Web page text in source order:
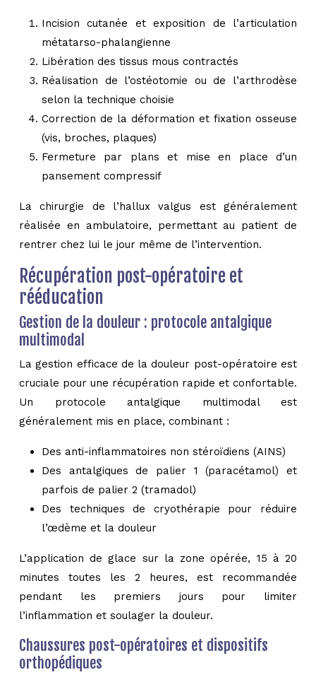
Incision cutanée et exposition de l’articulation
métatarso-phalangienne
Libération des tissus mous contractés
Réalisation de l’ostéotomie ou de l’arthrodèse
selon la technique choisie
Correction de la déformation et fixation osseuse
(vis, broches, plaques)
Fermeture par plans et mise en place d’un
pansement compressif
La chirurgie de l’hallux valgus est généralement
réalisée en ambulatoire, permettant au patient de
rentrer chez lui le jour même de l’intervention.
Récupération post-opératoire et
rééducation
Gestion de la douleur : protocole antalgique
multimodal
La gestion efficace de la douleur post-opératoire est
cruciale pour une récupération rapide et confortable.
Un protocole antalgique multimodal est
généralement mis en place, combinant :
Des anti-inflammatoires non stéroïdiens (AINS)
Des antalgiques de palier 1 (paracétamol) et
parfois de palier 2 (tramadol)
Des techniques de cryothérapie pour réduire
l’œdème et la douleur
L’application de glace sur la zone opérée, 15 à 20
minutes toutes les 2 heures, est recommandée
pendant les premiers jours pour limiter
l’inflammation et soulager la douleur.
Chaussures post-opératoires et dispositifs
orthopédiques